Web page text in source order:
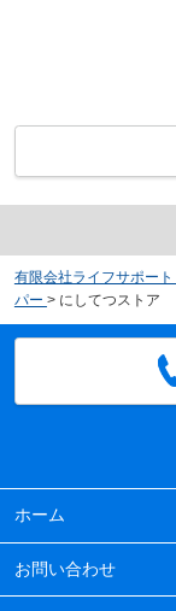
有限会社ライフサポート
パー > にしてつストア
ホーム
お問い合わせ